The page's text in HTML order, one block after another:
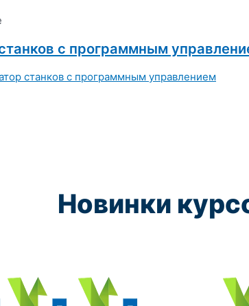
с программным
Новинки
Курс обучения:
по ремонту и обслуживанию
Курс обучения:
Чистильщик металла, отливок, изделий и
Штамповщик-180 часов
Курс